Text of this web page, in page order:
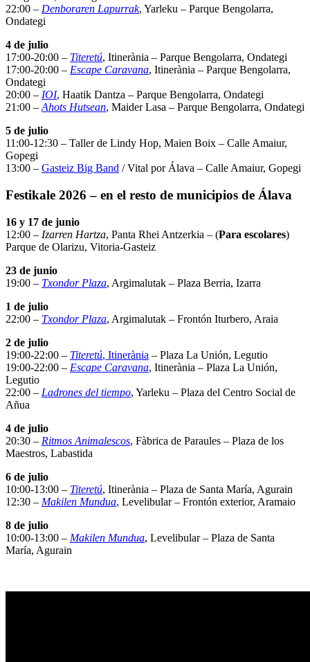
22:00 – Denboraren Lapurrak, Yarleku – Parque Bengolarra,
Ondategi
4 de julio
17:00-20:00 – Titeretú, Itinerània – Parque Bengolarra, Ondategi
17:00-20:00 – Escape Caravana, Itinerània – Parque Bengolarra,
Ondategi
20:00 – IOI, Haatik Dantza – Parque Bengolarra, Ondategi
21:00 – Ahots Hutsean, Maider Lasa – Parque Bengolarra, Ondategi
5 de julio
11:00-12:30 – Taller de Lindy Hop, Maien Boix – Calle Amaiur,
Gopegi
13:00 – Gasteiz Big Band / Vital por Álava – Calle Amaiur, Gopegi
Festikale 2026 – en el resto de municipios de Álava
16 y 17 de junio
12:00 – Izarren Hartza, Panta Rhei Antzerkia – (Para escolares)
Parque de Olarizu, Vitoria-Gasteiz
23 de junio
19:00 – Txondor Plaza, Argimalutak – Plaza Berria, Izarra
1 de julio
22:00 – Txondor Plaza, Argimalutak – Frontón Iturbero, Araia
2 de julio
19:00-22:00 – Titeretú, Itinerània – Plaza La Unión, Legutio
19:00-22:00 – Escape Caravana, Itinerània – Plaza La Unión,
Legutio
22:00 – Ladrones del tiempo, Yarleku – Plaza del Centro Social de
Añua
4 de julio
20:30 – Ritmos Animalescos, Fàbrica de Paraules – Plaza de los
Maestros, Labastida
6 de julio
10:00-13:00 – Titeretú, Itinerània – Plaza de Santa María, Agurain
12:30 – Makilen Mundua, Levelibular – Frontón exterior, Aramaio
8 de julio
10:00-13:00 – Makilen Mundua, Levelibular – Plaza de Santa
María, Agurain